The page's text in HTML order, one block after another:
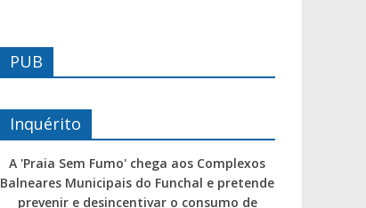
PUB
Inquérito
A 'Praia Sem Fumo' chega aos Complexos
Balneares Municipais do Funchal e pretende
prevenir e desincentivar o consumo de